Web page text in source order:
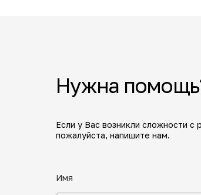
Нужна
Если у Вас возникли сложности
пожалуйста, напишите нам.
Имя